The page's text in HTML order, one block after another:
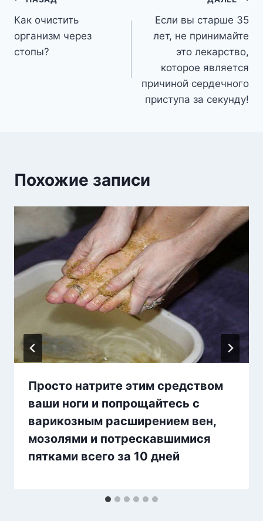
по
записям
Как очистить
организм через
стопы?
Если вы старше 35
лет, не принимайте
это лекарство,
которое является
причиной сердечного
приступа за секунду!
Похожие записи
Просто натрите этим средством
ваши ноги и попрощайтесь с
варикозным расширением вен,
мозолями и потрескавшимися
пятками всего за 10 дней